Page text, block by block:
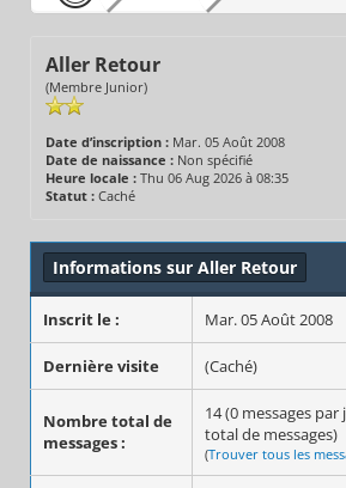
Aller Retour
(Membre Junior)
Date d’inscription :
Mar. 05 Août 2008
Date de naissance : Non spécifié
Heure locale : Thu 06 Aug 2026 à 08:35
Statut : Caché
Informations sur Aller Retour
Inscrit le : Mar. 05 Août 2008
Dernière visite (Caché)
Nombre total de
messages :
14 (0 messages
total de messages)
(Trouver tous les